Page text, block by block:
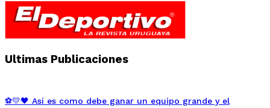
Ultimas Publicaciones
⚽💛🖤 Así es como debe ganar un equipo grande y el